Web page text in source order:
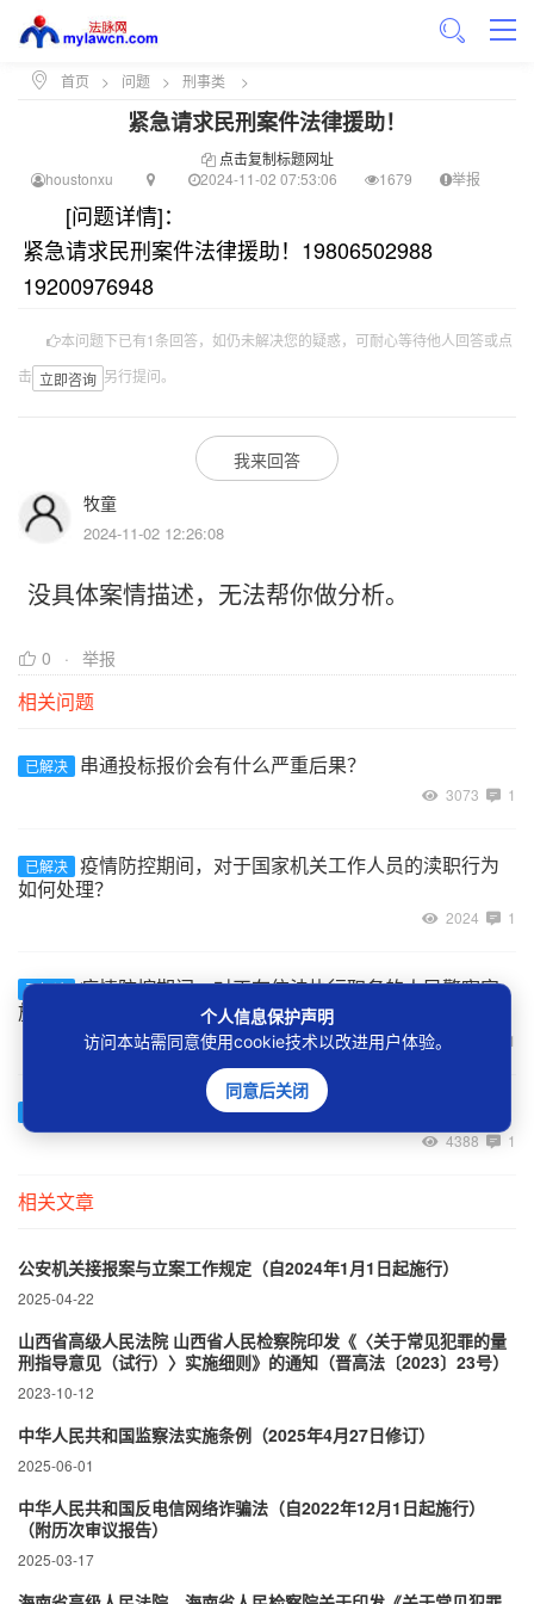
首页 > 问题 > 刑事类 >
紧急请求民刑案件法律援助！
点击复制标题网址
houstonxu
2024-11-02 07:53:06 1679 举报
[问题详情]：
紧急请求民刑案件法律援助！19806502988
19200976948
本问题下已有1条回答，如仍未解决您的疑惑，可耐心等待他人回答或点
击 立即咨询 另行提问。
我来回答
牧童
2024-11-02 12:26:08
没具体案情描述，无法帮你做分析。
0 举报
相关问题
已解决 串通投标报价会有什么严重后果？
3073 1
已解决 疫情防控期间，对于国家机关工作人员的渎职行为
如何处理？
2024 1
已解决 疫情防控期间，对正在依法执行职务的人民警察实
施暴力袭击的行为如何处理？
1
元宇宙项目涉及到的违反犯罪目前主要有哪些？
4388 1
相关文章
公安机关接报案与立案工作规定（自2024年1月1日起施行）
2025-04-22
山西省高级人民法院 山西省人民检察院印发《〈关于常见犯罪的量
刑指导意见（试行）〉实施细则》的通知（晋高法〔2023〕23号）
2023-10-12
中华人民共和国监察法实施条例（2025年4月27日修订）
2025-06-01
中华人民共和国反电信网络诈骗法（自2022年12月1日起施行）
（附历次审议报告）
2025-03-17
个人信息保护声明
访问本站需同意使用cookie技术以改进用户体验。
同意后关闭